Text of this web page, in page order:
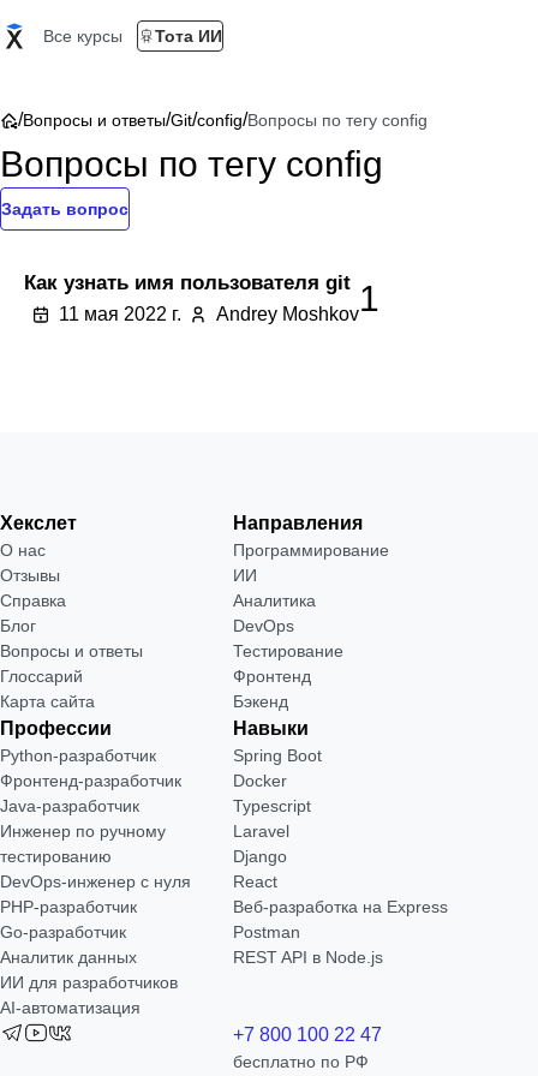
Все курсы Тота ИИ
/Вопросы и ответы/Git/config/Вопросы по тегу config
Вопросы по тегу config
Задать вопрос
Как узнать имя пользователя git
11 мая 2022 г. Andrey Moshkov1
Хекслет
О нас
Отзывы
Справка
Блог
Вопросы и ответы
Глоссарий
Карта сайта
Направления
Программирование
ИИ
Аналитика
DevOps
Тестирование
Фронтенд
Бэкенд
Профессии
Python-разработчик
Фронтенд-разработчик
Java-разработчик
Инженер по ручному
тестированию
DevOps-инженер с нуля
РНР-разработчик
Go-разработчик
Аналитик данных
ИИ для разработчиков
AI-автоматизация
Навыки
Spring Boot
Docker
Typescript
Laravel
Django
React
Веб-разработка на Express
Postman
REST API в Node.js
+7 800 100 22 47
бесплатно по РФ